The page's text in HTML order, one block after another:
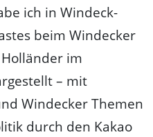
ich in Windeck-
beim Windecker
im
– mit
Windecker Themen
durch den Kakao